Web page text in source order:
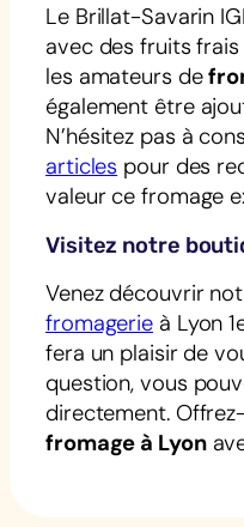
Le Brillat-Savarin
avec des fruits
les amateurs de
également être
N’hésitez pas à
articles pour des
valeur ce fromage
Visitez notre
Venez découvrir
fromagerie à Lyon
fera un plaisir de
question, vous
directement.
fromage à Lyon